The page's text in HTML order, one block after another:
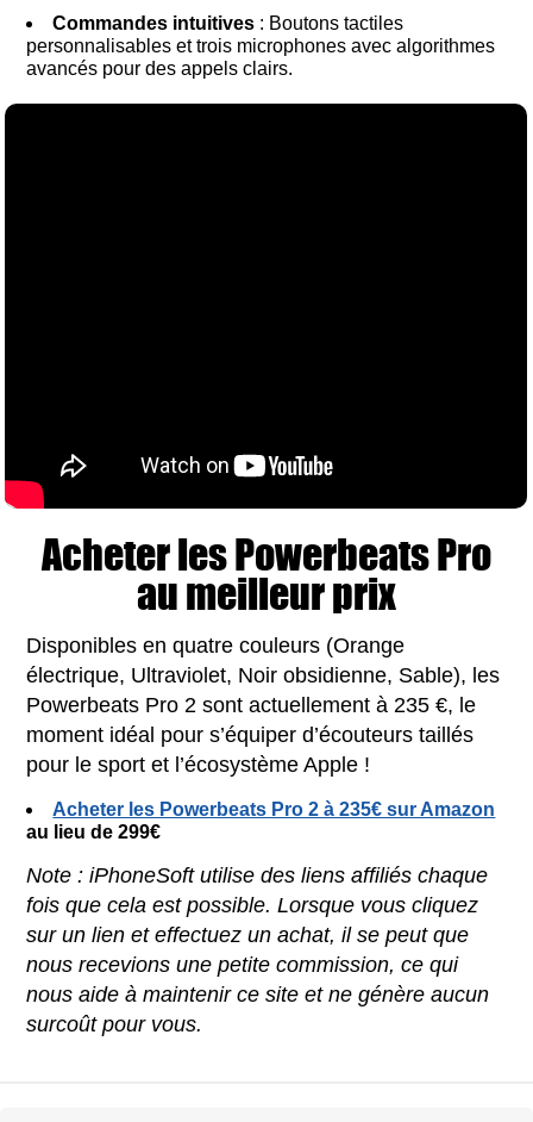
Commandes intuitives : Boutons tactiles
personnalisables et trois microphones avec algorithmes
avancés pour des appels clairs.
Acheter les Powerbeats Pro
au meilleur prix
Disponibles en quatre couleurs (Orange
électrique, Ultraviolet, Noir obsidienne, Sable), les
Powerbeats Pro 2 sont actuellement à 235 €, le
moment idéal pour s’équiper d’écouteurs taillés
pour le sport et l’écosystème Apple !
Acheter les Powerbeats Pro 2 à 235€ sur Amazon
au lieu de 299€
Note : iPhoneSoft utilise des liens affiliés chaque
fois que cela est possible. Lorsque vous cliquez
sur un lien et effectuez un achat, il se peut que
nous recevions une petite commission, ce qui
nous aide à maintenir ce site et ne génère aucun
surcoût pour vous.